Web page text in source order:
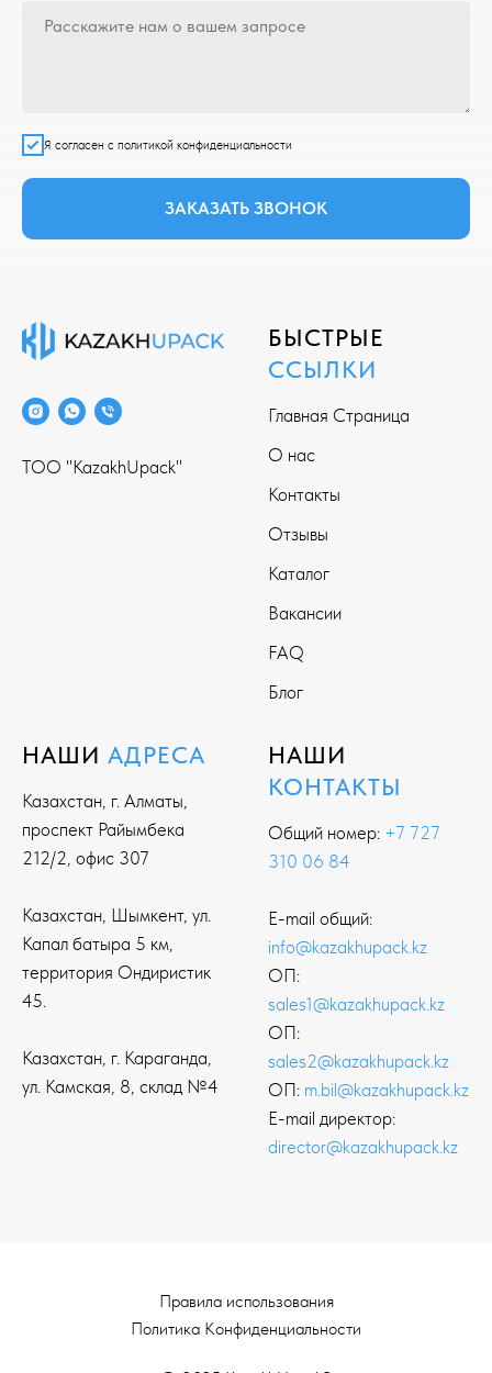
Я согласен с политикой конфиденциальности
ЗАКАЗАТЬ ЗВОНОК
ТОО "KazakhUpack"
БЫСТРЫЕ
ССЫЛКИ
Главная Страница
О нас
Контакты
Отзывы
Каталог
Вакансии
FAQ
Блог
НАШИ АДРЕСА
Казахстан, г. Алматы,
проспект Райымбека
212/2, офис 307
Казахстан, Шымкент, ул.
Капал батыра 5 км,
территория Ондиристик
45.
Казахстан, г. Караганда,
ул. Камская, 8, склад №4
НАШИ
КОНТАКТЫ
Общий номер: +7 727
310 06 84
E-mail общий:
info@kazakhupack.kz
ОП:
sales1@kazakhupack.kz
ОП:
sales2@kazakhupack.kz
ОП: m.bil@kazakhupack.kz
E-mail директор:
director@kazakhupack.kz
Правила использования
Политика Конфиденциальности